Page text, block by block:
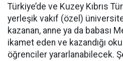
Türkiye’de ve Kuzey Kıbrıs
yerleşik vakıf (özel)
kazanan, anne ya da babası
ikamet eden ve kazandığı
öğrenciler yararlanabilecek.